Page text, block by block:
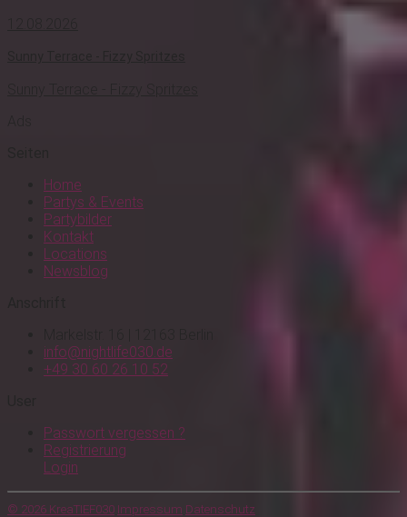
Home
Partys & Events
Partybilder
Kontakt
Locations
Newsblog
info@nightlife030.de
+49 30 60 26 10 52
Passwort vergessen ?
Registrierung
Login
© 2026 KreaTIEF030 Impressum Datenschutz